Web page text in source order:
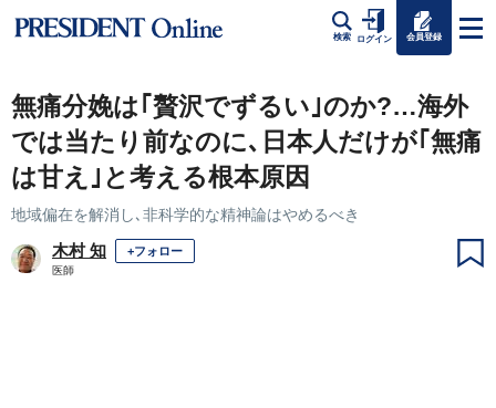
検索 ログイン 会員登録
無痛分娩は｢贅沢でずるい｣のか?…海外
では当たり前なのに､日本人だけが｢無痛
は甘え｣と考える根本原因
地域偏在を解消し､非科学的な精神論はやめるべき
木村 知 +フォロー
医師